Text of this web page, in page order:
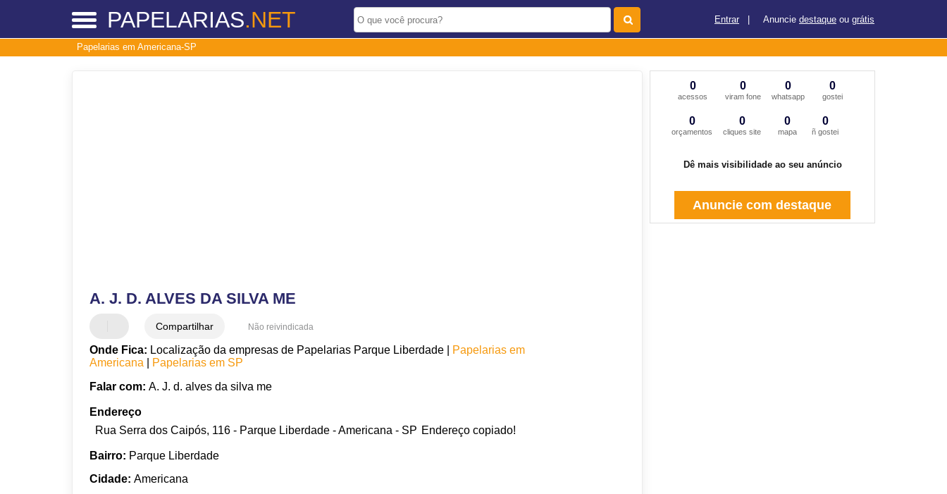
PAPELARIAS.NET Entrar Anuncie destaque ou grátis
Papelarias em Americana-SP
A. J. D. ALVES DA SILVA ME
Compartilhar Não reivindicada
Onde Fica: Localização da empresas de Papelarias Parque Liberdade |
Papelarias em
Americana
Papelarias em SP
Falar com: A. J. d. alves da silva me
Endereço
Rua Serra dos Caipós, 116 - Parque Liberdade - Americana - SP Endereço copiado!
Bairro: Parque Liberdade
Cidade: Americana
0
acessos
0
viram fone
0
whatsapp
0
gostei
0
orçamentos
0
cliques site
0
mapa
0
ñ gostei
Dê mais visibilidade ao seu anúncio
Anuncie com destaque